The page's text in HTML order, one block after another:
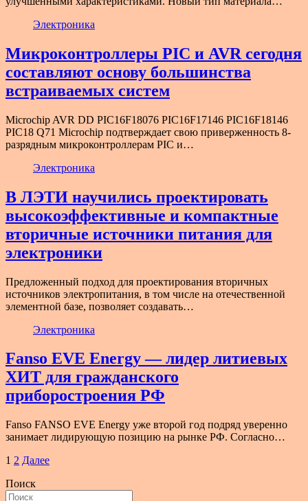
Электроника
Микроконтроллеры PIC и AVR сегодня
составляют основу большинства
встраиваемых систем
Microchip AVR DD PIC16F18076 PIC16F17146 PIC16F18146
PIC18 Q71 Microchip подтверждает свою приверженность 8-
разрядным микроконтроллерам PIC и…
Электроника
В ЛЭТИ научились проектировать
высокоэффективные и компактные
вторичные источники питания для
электроники
Предложенный подход для проектирования вторичных
источников электропитания, в том числе на отечественной
элементной базе, позволяет создавать…
Электроника
Fanso EVE Energy — лидер литиевых
ХИТ для гражданского
приборостроения РФ
Fanso FANSO EVE Energy уже второй год подряд уверенно
занимает лидирующую позицию на рынке РФ. Согласно…
Пагинация
записей
1 2 Далее
Поиск